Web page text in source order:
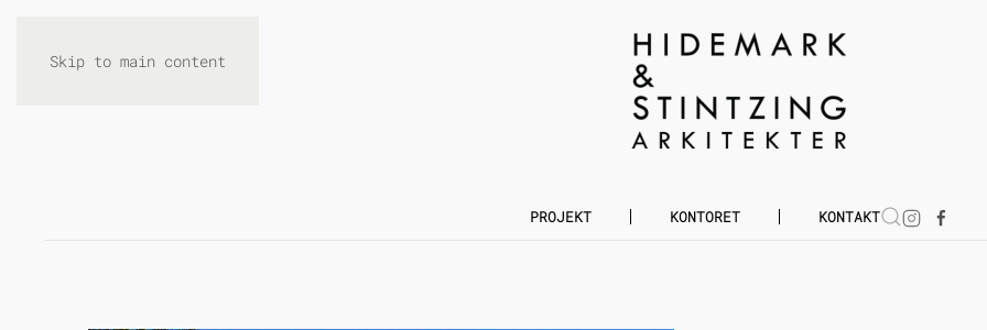
Skip to main content
PROJEKT KONTORET KONTAKT